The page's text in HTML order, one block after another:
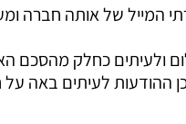
המייל של אותה חברה
ולעיתים כחלק מהסכם
ההודעות לעיתים באה